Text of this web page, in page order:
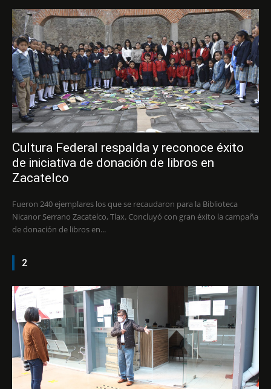
Cultura Federal respalda y reconoce éxito
de iniciativa de donación de libros en
Zacatelco
Fueron 240 ejemplares los que se recaudaron para la Biblioteca
Nicanor Serrano Zacatelco, Tlax. Concluyó con gran éxito la campaña
de donación de libros en...
2